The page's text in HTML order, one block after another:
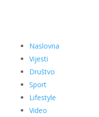
Naslovna
Vijesti
Društvo
Sport
Lifestyle
Video